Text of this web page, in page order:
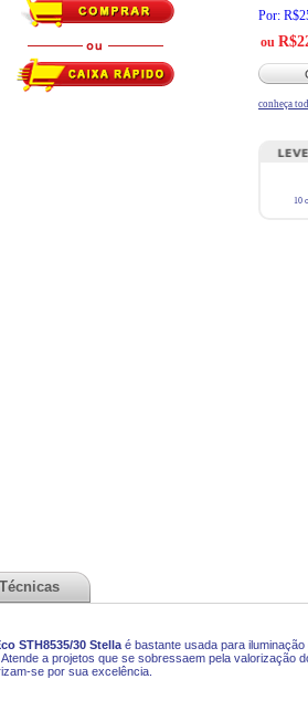
Por:
ou
conheça
10
STH8535/30 Stella é bastante usada para
a projetos que se sobressaem pela valorização
se por sua excelência.